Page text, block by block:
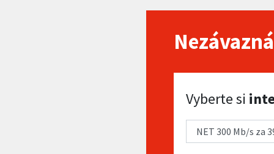
Vyberte si internet
Vyberte si